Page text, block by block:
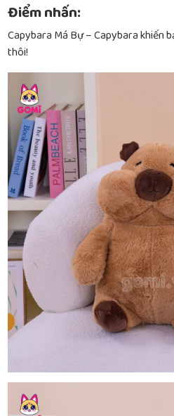
Điểm nhấn:
Capybara Má Bự – Capybara khiến
thôi!